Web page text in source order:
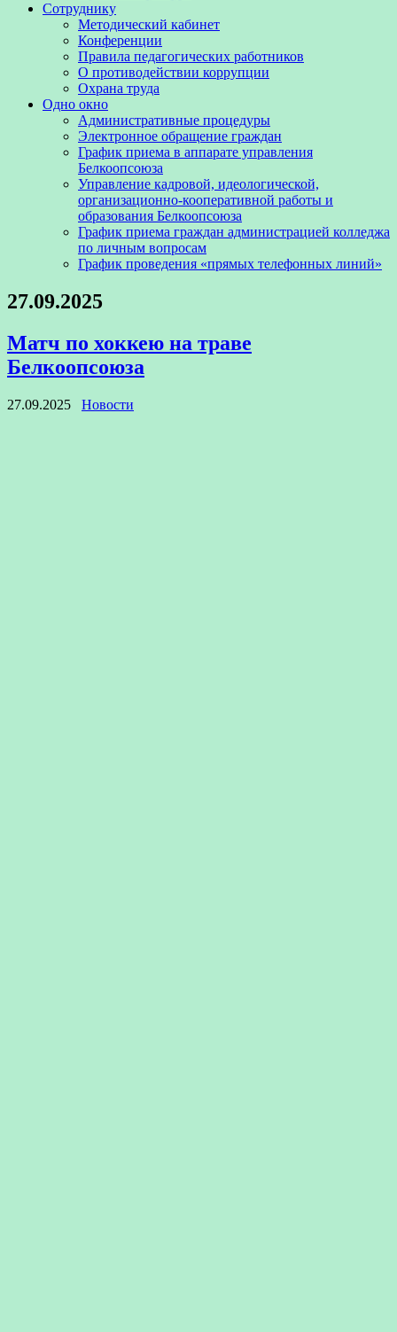
Сотруднику
Методический кабинет
Конференции
Правила педагогических работников
О противодействии коррупции
Охрана труда
Одно окно
Административные процедуры
Электронное обращение граждан
График приема в аппарате управления
Белкоопсоюза
Управление кадровой, идеологической,
организационно-кооперативной работы и
образования Белкоопсоюза
График приема граждан администрацией колледжа
по личным вопросам
График проведения «прямых телефонных линий»
27.09.2025
Матч по хоккею на траве
Белкоопсоюза
27.09.2025 Новости